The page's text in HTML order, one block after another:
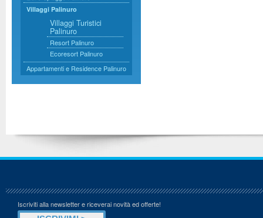
Villaggi Palinuro
Villaggi Turistici
Palinuro
Resort Palinuro
Ecoresort Palinuro
Appartamenti e Residence Palinuro
Iscriviti alla newsletter e riceverai novità ed offerte!